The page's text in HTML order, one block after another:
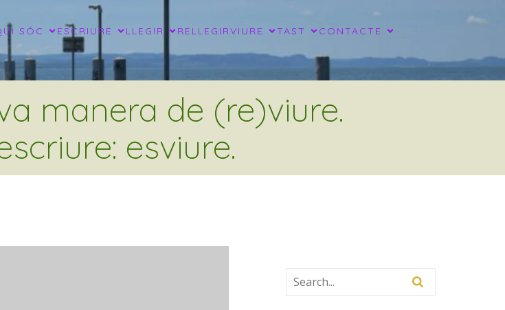
SÓC ESCRIURE LLEGIR RELLEGIRVIURE TAST CONTACTE
manera de (re)viure.
esviure.